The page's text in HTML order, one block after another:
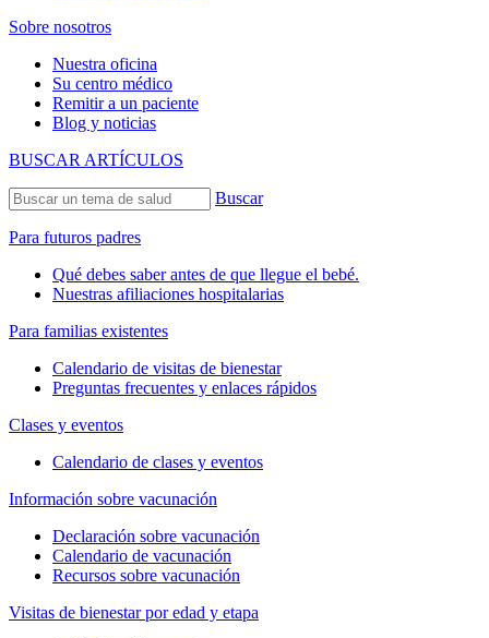
Sobre nosotros
Nuestra oficina
Su centro médico
Remitir a un paciente
Blog y noticias
BUSCAR ARTÍCULOS
Buscar
Para futuros padres
Qué debes saber antes de que llegue el bebé.
Nuestras afiliaciones hospitalarias
Para familias existentes
Calendario de visitas de bienestar
Preguntas frecuentes y enlaces rápidos
Clases y eventos
Calendario de clases y eventos
Información sobre vacunación
Declaración sobre vacunación
Calendario de vacunación
Recursos sobre vacunación
Visitas de bienestar por edad y etapa